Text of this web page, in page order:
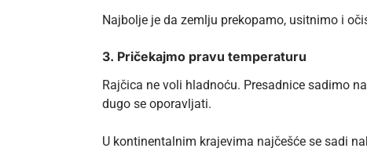
Najbolje je da zemlju prekopamo, usitnimo i
3. Pričekajmo pravu temperaturu
Rajčica ne voli hladnoću. Presadnice sadimo
dugo se oporavljati.
U kontinentalnim krajevima najčešće se sadi